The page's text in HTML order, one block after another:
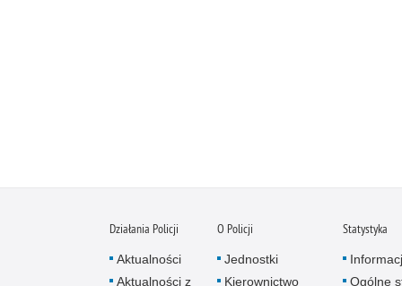
Działania Policji
Aktualności
Aktualności z
O Policji
Jednostki
Kierownictwo
Statystyka
Ogólne